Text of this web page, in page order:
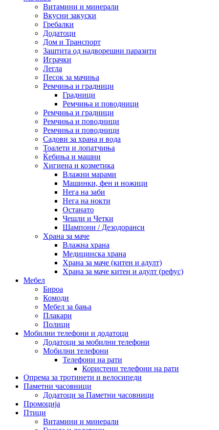
Витамини и минерали
Вкусни закуски
Гребалки
Додатоци
Дом и Транспорт
Заштита од надворешни паразити
Играчки
Легла
Песок за мачиња
Ремчиња и градници
Градници
Ремчиња и поводници
Ремчиња и градници
Ремчиња и поводници
Ремчиња и поводници
Садови за храна и вода
Тоалети и лопатчиња
Ќебиња и машни
Хигиена и козметика
Влажни марами
Машинки, фен и ножици
Нега на заби
Нега на нокти
Останато
Чешли и Четки
Шампони / Дезодоранси
Храна за маче
Влажна храна
Медицинска храна
Храна за маче (китен и адулт)
Храна за маче китен и адулт (рефус)
Мебел
Бироа
Комоди
Мебел за бања
Плакари
Полици
Мобилни телефони и додатоци
Додатоци за мобилни телефони
Мобилни телефони
Телефони на рати
Користени телефони на рати
Опрема за тротинети и велосипеди
Паметни часовници
Додатоци за Паметни часовници
Промоција
Птици
Витамини и минерали